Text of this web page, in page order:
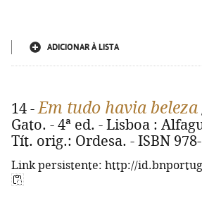
ADICIONAR À LISTA
14 -Em tudo havia beleza
Gato. - 4ª ed. - Lisboa :
Tít. orig.: Ordesa. - ISBN
Link persistente: http://